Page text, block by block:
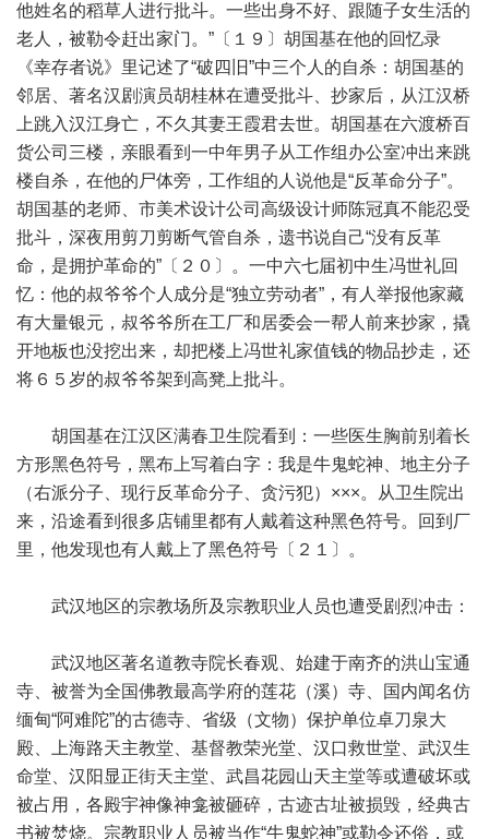
他姓名的稻草人进行批斗。一些出身不好、跟随子女生活的
老人，被勒令赶出家门。”〔１９〕胡国基在他的回忆录
《幸存者说》里记述了“破四旧”中三个人的自杀：胡国基的
邻居、著名汉剧演员胡桂林在遭受批斗、抄家后，从江汉桥
上跳入汉江身亡，不久其妻王霞君去世。胡国基在六渡桥百
货公司三楼，亲眼看到一中年男子从工作组办公室冲出来跳
楼自杀，在他的尸体旁，工作组的人说他是“反革命分子”。
胡国基的老师、市美术设计公司高级设计师陈冠真不能忍受
批斗，深夜用剪刀剪断气管自杀，遗书说自己“没有反革
命，是拥护革命的”〔２０〕。一中六七届初中生冯世礼回
忆：他的叔爷爷个人成分是“独立劳动者”，有人举报他家藏
有大量银元，叔爷爷所在工厂和居委会一帮人前来抄家，撬
开地板也没挖出来，却把楼上冯世礼家值钱的物品抄走，还
将６５岁的叔爷爷架到高凳上批斗。
胡国基在江汉区满春卫生院看到：一些医生胸前别着长
方形黑色符号，黑布上写着白字：我是牛鬼蛇神、地主分子
（右派分子、现行反革命分子、贪污犯）×××。从卫生院出
来，沿途看到很多店铺里都有人戴着这种黑色符号。回到厂
里，他发现也有人戴上了黑色符号〔２１〕。
武汉地区的宗教场所及宗教职业人员也遭受剧烈冲击：
武汉地区著名道教寺院长春观、始建于南齐的洪山宝通
寺、被誉为全国佛教最高学府的莲花（溪）寺、国内闻名仿
缅甸“阿难陀”的古德寺、省级（文物）保护单位卓刀泉大
殿、上海路天主教堂、基督教荣光堂、汉口救世堂、武汉生
命堂、汉阳显正街天主堂、武昌花园山天主堂等或遭破坏或
被占用，各殿宇神像神龛被砸碎，古迹古址被损毁，经典古
书被焚烧。宗教职业人员被当作“牛鬼蛇神”或勒令还俗，或